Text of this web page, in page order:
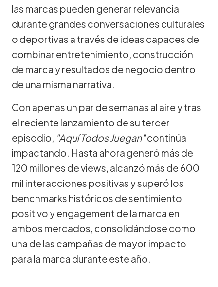
las marcas pueden generar relevancia
durante grandes conversaciones culturales
o deportivas a través de ideas capaces de
combinar entretenimiento, construcción
de marca y resultados de negocio dentro
de una misma narrativa.
Con apenas un par de semanas al aire y tras
el reciente lanzamiento de su tercer
episodio, "Aquí Todos Juegan"continúa
impactando. Hasta ahora generó más de
120 millones de views, alcanzó más de 600
mil interacciones positivas y superó los
benchmarks históricos de sentimiento
positivo y engagement de la marca en
ambos mercados, consolidándose como
una de las campañas de mayor impacto
para la marca durante este año.